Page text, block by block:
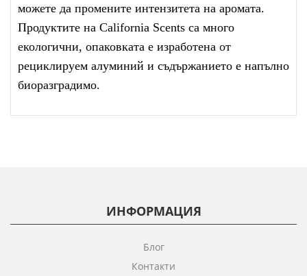
можете да промените интензитета на аромата.
Продуктите на California Scents са много
екологични, опаковката е изработена от
рециклируем алуминий и съдържанието е напълно
биоразградимо.
ИНФОРМАЦИЯ
Блог
Контакти